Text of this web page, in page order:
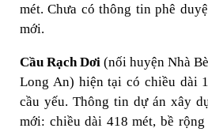
mét. Chưa có thông tin phê
mới.
Cầu Rạch Dơi (nối huyện Nhà
Long An) hiện tại có chiều dài
cầu yếu. Thông tin dự án xây
mới: chiều dài 418 mét, bề